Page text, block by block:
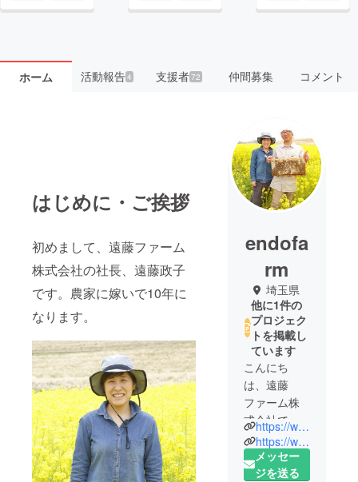
ホーム 活動報告4 支援者72 仲間募集 コメント
はじめに・ご挨拶
初めまして、遠藤ファーム
株式会社の社長、遠藤政子
です。農家に嫁いで10年に
なります。
endofa
rm
埼玉県
他に1件の
プロジェク
トを掲載し
ています
こんにち
は、遠藤
ファーム株
式会社で
す。
熊谷市で、
野菜を栽培
https://www.facebook.com/endofarmcom
https://www.instagram.com/endo_farm/
メッセー
ジを送る